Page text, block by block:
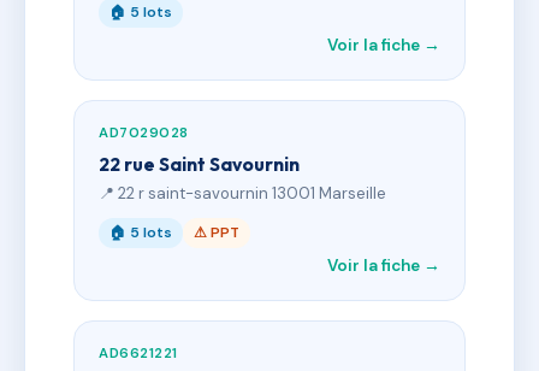
🏠 5 lots
Voir la fiche →
AD7029028
22 rue Saint Savournin
📍 22 r saint-savournin 13001 Marseille
🏠 5 lots ⚠ PPT
Voir la fiche →
AD6621221